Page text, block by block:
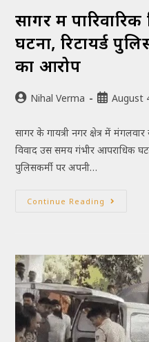
सागर में
घटना, रिटायर्ड
का आरोप
Nihal Verma August
सागर के गायत्री नगर क्षेत्र में
विवाद उस समय गंभीर आपराधिक
पुलिसकर्मी पर अपनी…
Continue Reading